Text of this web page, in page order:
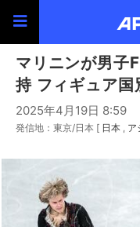
マリニンが男子
持 フィギュア国
2025年4月19日 8:59
発信地：東京/日本 [ 日本 ア